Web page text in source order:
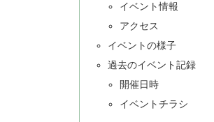
イベント情報
アクセス
イベントの様子
過去のイベント記録
開催日時
イベントチラシ